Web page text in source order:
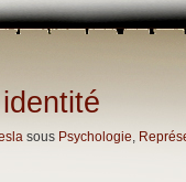
sous Psychologie,